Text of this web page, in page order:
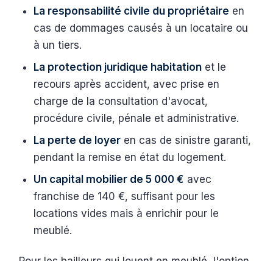
La responsabilité civile du propriétaire en
cas de dommages causés à un locataire ou
à un tiers.
La protection juridique habitation et le
recours après accident, avec prise en
charge de la consultation d'avocat,
procédure civile, pénale et administrative.
La perte de loyer en cas de sinistre garanti,
pendant la remise en état du logement.
Un capital mobilier de 5 000 € avec
franchise de 140 €, suffisant pour les
locations vides mais à enrichir pour le
meublé.